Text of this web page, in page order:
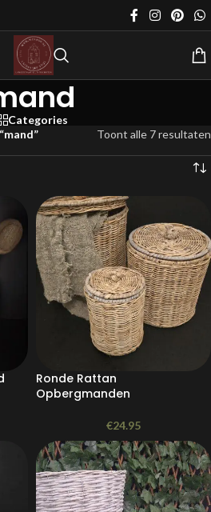
Categories
Toont alle 7 resultaten
Ronde Rattan
Opbergmanden
€24.95